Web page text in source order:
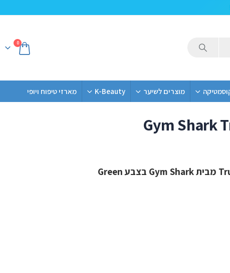
0
מוצרים לשיער K-Beauty מארזי טיפוח ויופי
Gym Shark